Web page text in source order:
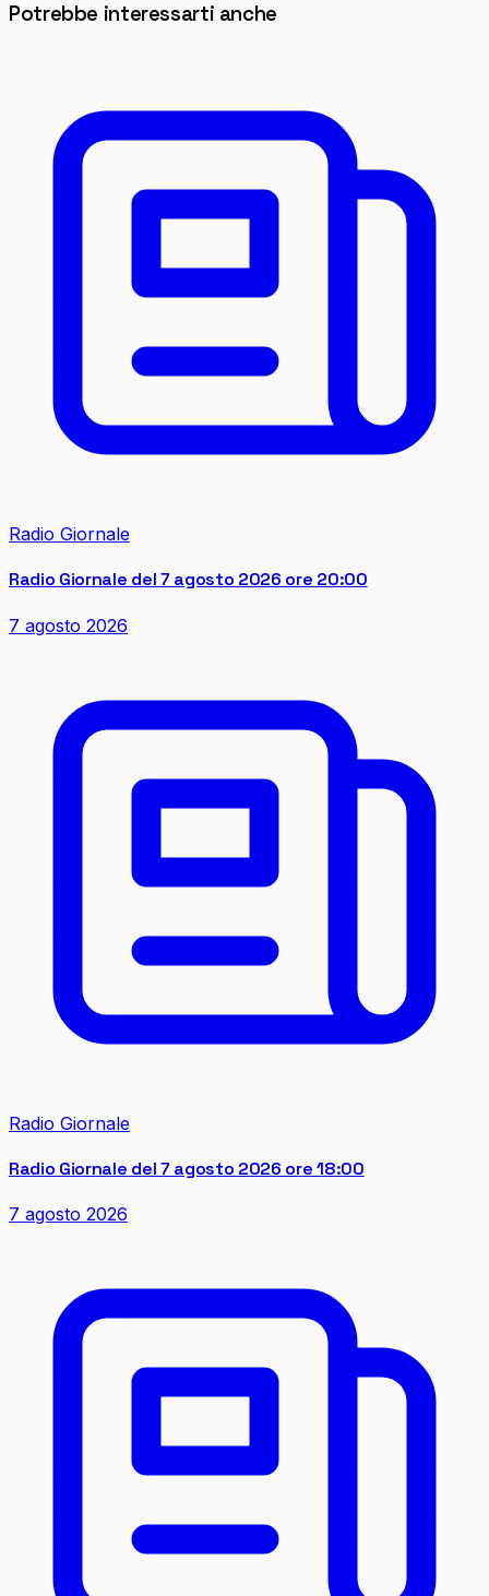
Potrebbe interessarti anche
Radio Giornale
Radio Giornale del 7 agosto 2026 ore 20:00
7 agosto 2026
Radio Giornale
Radio Giornale del 7 agosto 2026 ore 18:00
7 agosto 2026